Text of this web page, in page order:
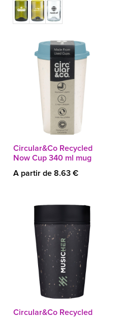
Circular&Co Recycled
Now Cup 340 ml mug
A partir de 8.63 €
Circular&Co Recycled